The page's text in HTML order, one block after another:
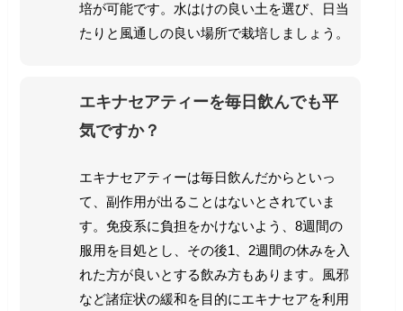
培が可能です。水はけの良い土を選び、日当
たりと風通しの良い場所で栽培しましょう。
エキナセアティーを毎日飲んでも平
気ですか？
エキナセアティーは毎日飲んだからといっ
て、副作用が出ることはないとされていま
す。 免疫系に負担をかけないよう、8週間の
服用を目処とし、その後1、2週間の休みを入
れた方が良いとする飲み方もあります。風邪
など諸症状の緩和を目的にエキナセアを利用